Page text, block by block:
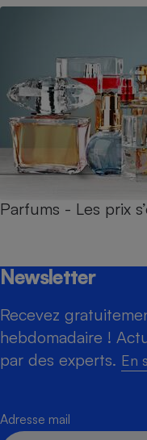
Parfums - Les prix
Newsletter
Recevez
hebdomadaire !
par des experts. En
Adresse mail